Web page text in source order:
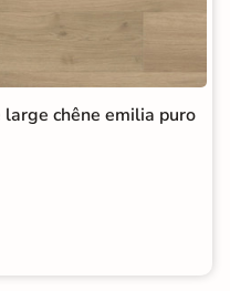
chêne emilia puro